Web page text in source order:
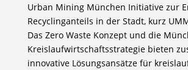
Urban Mining München Initiative zur
Recyclinganteils in der Stadt, kurz
Das Zero Waste Konzept und die
Kreislaufwirtschaftsstrategie bieten
innovative Lösungsansätze für